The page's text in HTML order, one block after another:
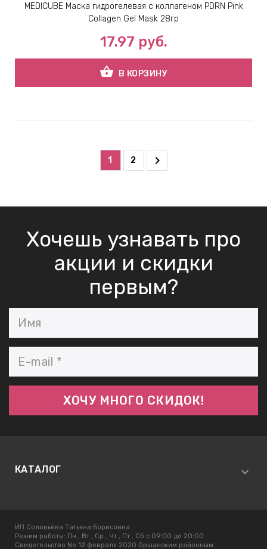
MEDICUBE Маска гидрогелевая с коллагеном PDRN Pink
Collagen Gel Mask 28гр
17.97 руб.
shopping_basket В КОРЗИНУ
1 2
Хочешь узнавать про
акции и скидки
первым?
КАТАЛОГ
ИП Соловьёва Татьяна Борисовна
Режим работы: Пн , Вт , Ср , Чт , Пт , Сб c 09:00 до 20:00
Свидетельство No 12 февраля 2020 Оршанским районным